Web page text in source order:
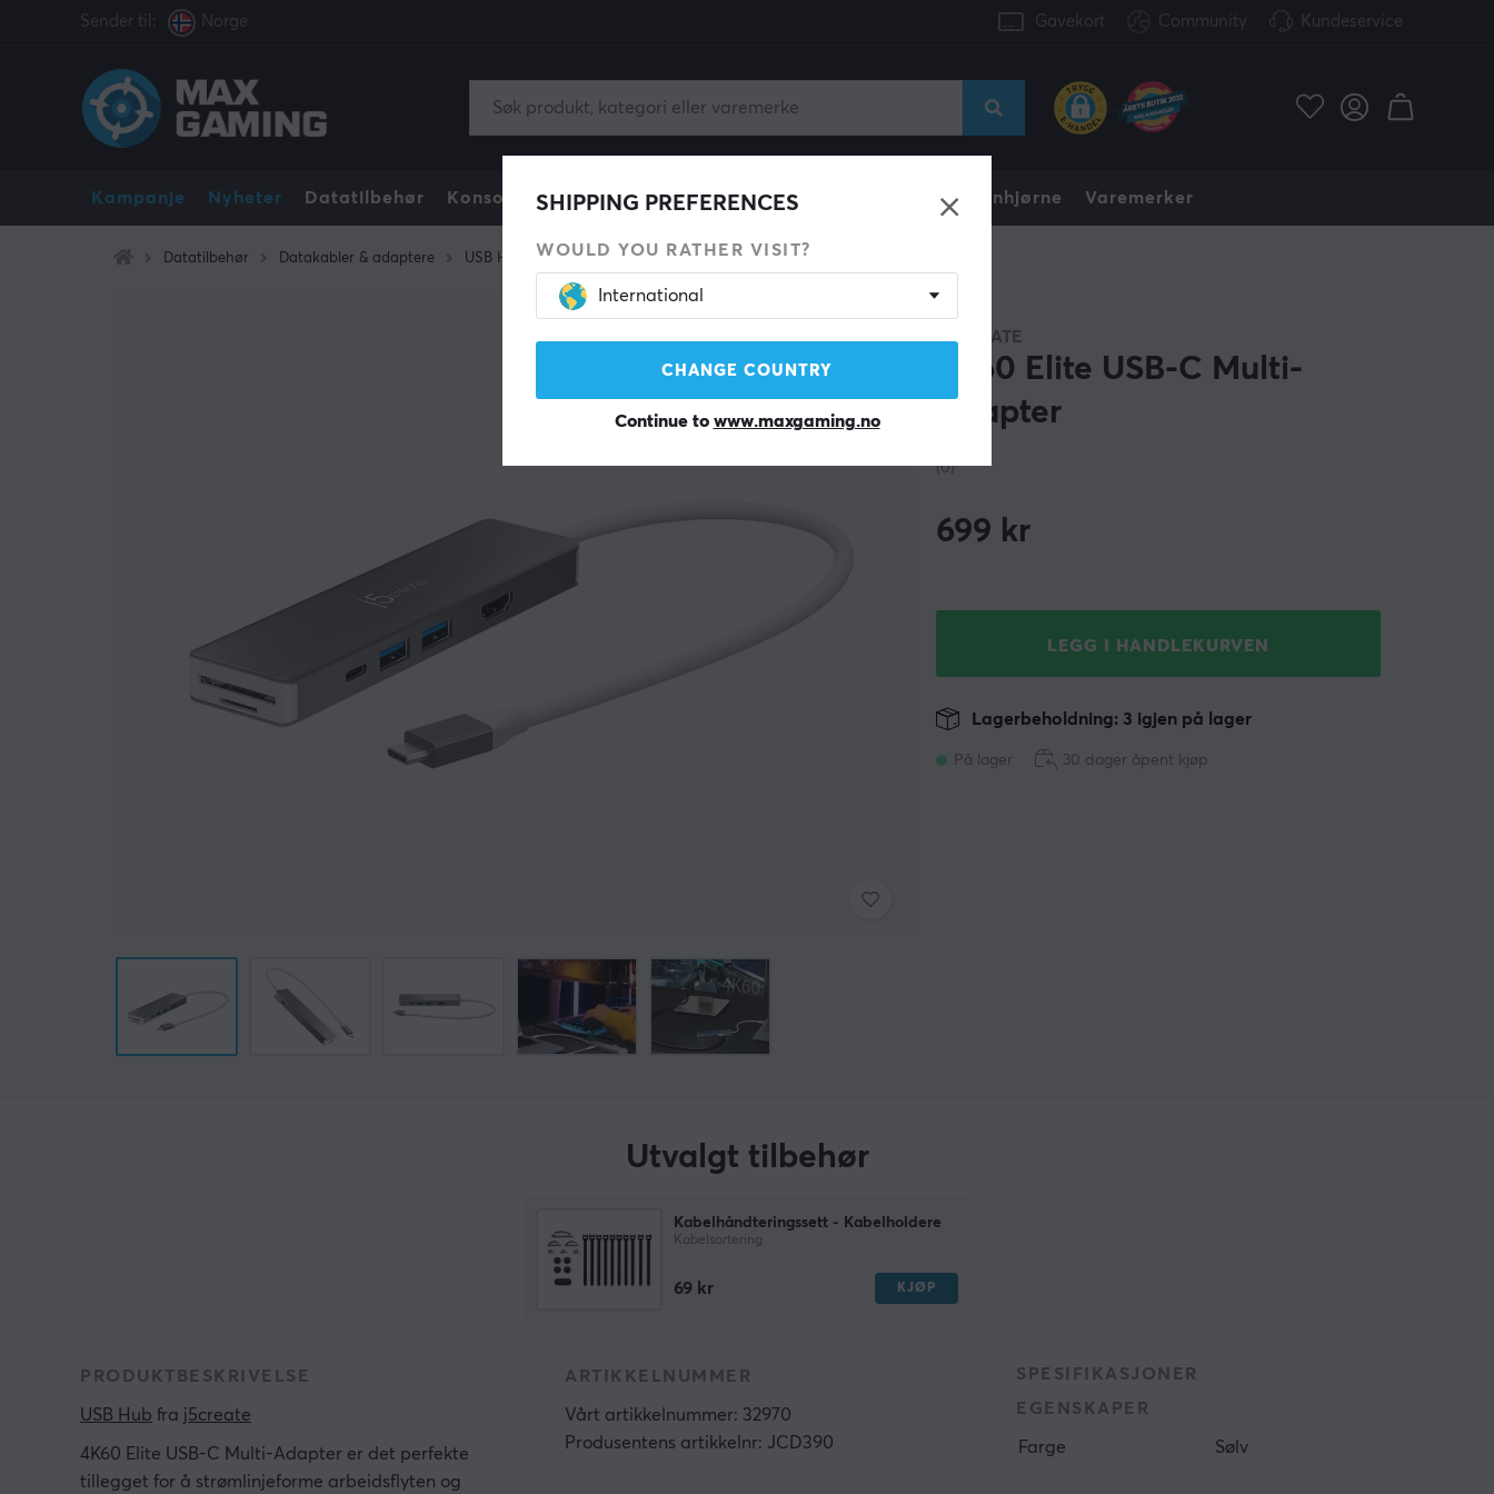
Sender til: Norge Gavekort Community Kundeservice
Kampanje Nyheter Datatilbehør Konsoll Gamingstol Mobiltilbehør Funnhjørne Varemerker
SHIPPING PREFERENCES
WOULD YOU RATHER VISIT?
International
CHANGE COUNTRY
Continue to www.maxgaming.no
Datatilbehør Datakabler & adaptere USB Hub
J5CREATE
4K60 Elite USB-C Multi-
Adapter
(0)
699 kr
LEGG I HANDLEKURVEN
På lager
Lagerbeholdning: 3 igjen på lager
30 dager åpent kjøp
Utvalgt tilbehør
Kabelhåndteringssett - Kabelholdere
Kabelsortering
69 kr KJØP
PRODUKTBESKRIVELSE
USB Hub fra j5create
4K60 Elite USB-C Multi-Adapter er det perfekte
tillegget for å strømlinjeforme arbeidsflyten og
ARTIKKELNUMMER
Vårt artikkelnummer: 32970
Produsentens artikkelnr: JCD390
SPESIFIKASJONER
EGENSKAPER
Farge Sølv